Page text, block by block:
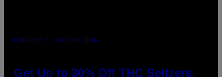
COURTESY OF CYCLING FROG
Get Up to 30% Off THC Seltzers,